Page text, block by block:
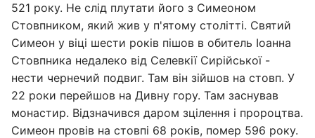
521 року. Не слід плутати його з Симеоном
Стовпником, який жив у п'ятому столітті. Святий
Симеон у віці шести років пішов в обитель Іоанна
Стовпника недалеко від Селевкії Сирійської -
нести чернечий подвиг. Там він зійшов на стовп. У
22 роки перейшов на Дивну гору. Там заснував
монастир. Відзначився даром зцілення і пророцтва.
Симеон провів на стовпі 68 років, помер 596 року.